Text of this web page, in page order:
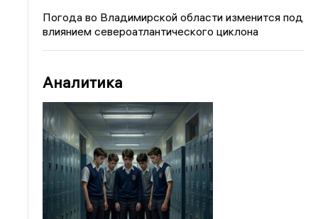
Погода во Владимирской области изменится под
влиянием североатлантического циклона
Аналитика